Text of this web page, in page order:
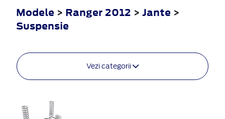
Modele > Ranger 2012 > Jante >
Suspensie
Vezi categorii